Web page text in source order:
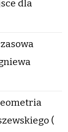
dla
(